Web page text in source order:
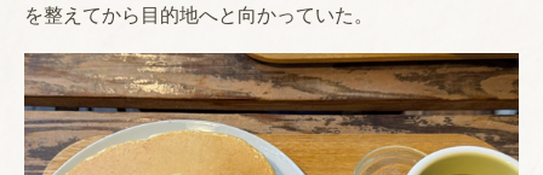
を整えてから目的地へと向かっていた。